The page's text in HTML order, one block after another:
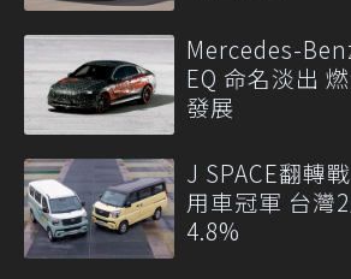
Mercedes-
EQ 命名淡出
發展
J SPACE翻轉
用車冠軍 台灣
4.8%